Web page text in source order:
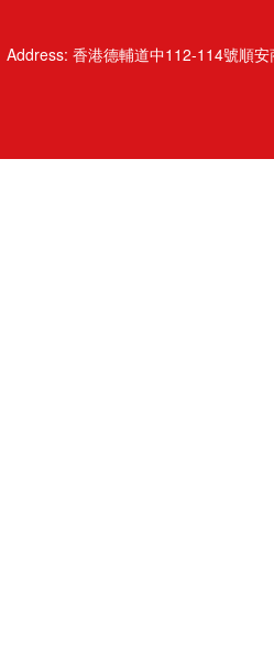
Address: 香港德輔道中112-114號順